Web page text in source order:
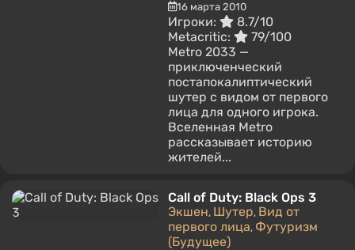
16 марта 2010
Игроки:
8.7/10
Metacritic:
79/100
Metro 2033 —
приключенческий
постапокалиптический
шутер с видом от первого
лица для одного игрока.
Вселенная Metro
рассказывает историю
жителей...
Call of Duty: Black Ops 3
Экшен, Шутер, Вид от
первого лица, Футуризм
(Будущее)